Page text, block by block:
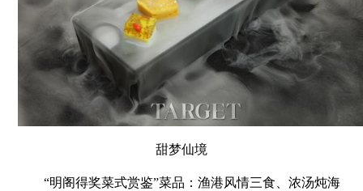
甜梦仙境
“明阁得奖菜式赏鉴”菜品：渔港风情三食、浓汤炖海